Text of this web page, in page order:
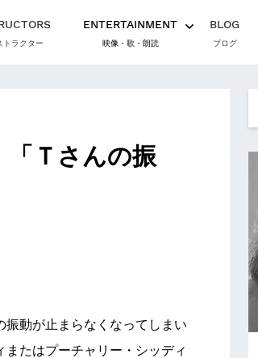
トラクター
ENTERTAINMENT
映像・歌・朗読
BLOG
ブログ
「Ｔさんの振
動が止まらなくなってしまい
たはプーチャリー・シッディ